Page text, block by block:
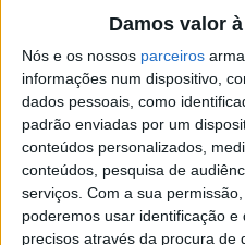
Damos valor
Nós e os nossos parceiros
informações num dispositivo,
dados pessoais, como
padrão enviadas por um
conteúdos personalizados,
conteúdos, pesquisa de
serviços. Com a sua
poderemos usar identificação
precisos através da procura de
Salvador serão prestados
edifício. Esta obra
modernização das
reforçando o compromisso
dos serviços de saúde do